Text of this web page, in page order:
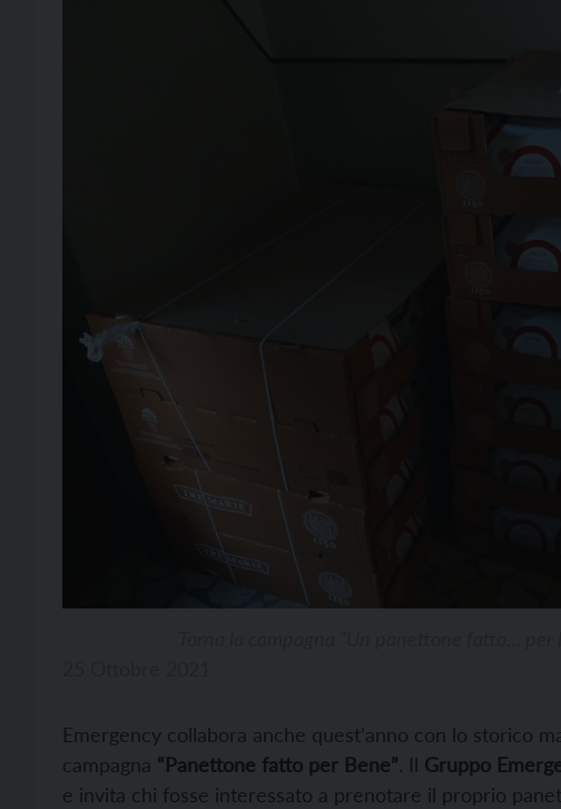
Emergency collabora anche quest’anno con lo storico
campagna “Panettone fatto per Bene”. Il Gruppo
e invita chi fosse interessato a prenotare il proprio